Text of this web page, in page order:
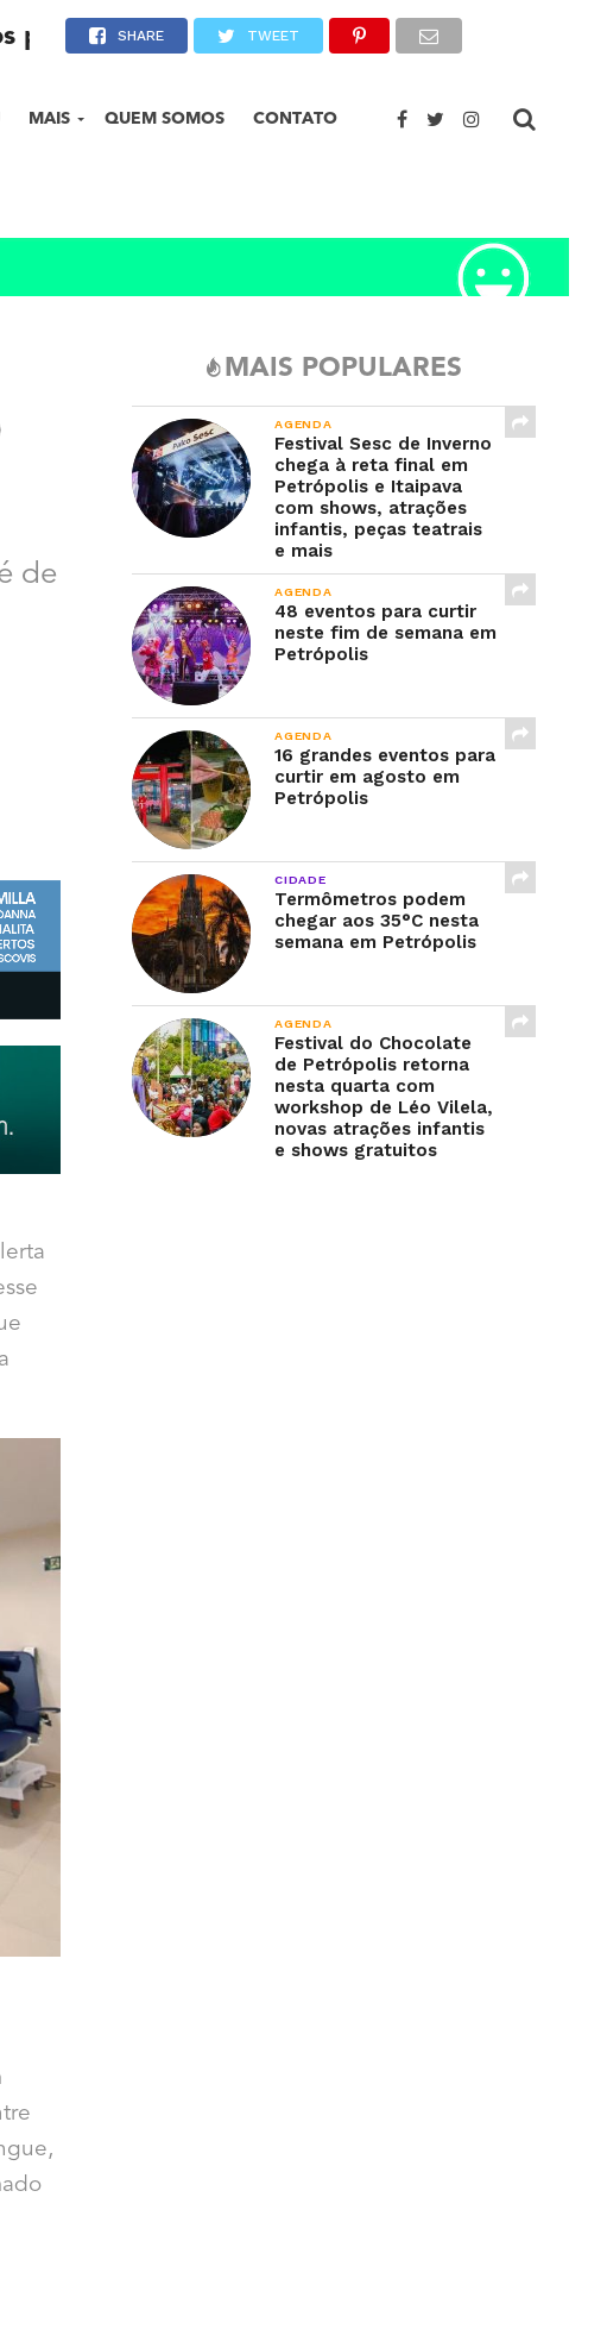
MAIS QUEM SOMOS CONTATO
petropolitanos nas férias
SHARE TWEET
de
MAIS POPULARES
AGENDA
Festival Sesc de Inverno
chega à reta final em
Petrópolis e Itaipava
com shows, atrações
infantis, peças teatrais
e mais
AGENDA
48 eventos para curtir
neste fim de semana em
Petrópolis
AGENDA
16 grandes eventos para
curtir em agosto em
Petrópolis
CIDADE
Termômetros podem
chegar aos 35°C nesta
semana em Petrópolis
AGENDA
Festival do Chocolate
de Petrópolis retorna
nesta quarta com
workshop de Léo Vilela,
novas atrações infantis
e shows gratuitos